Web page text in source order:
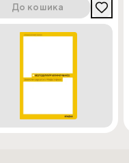
До кошика